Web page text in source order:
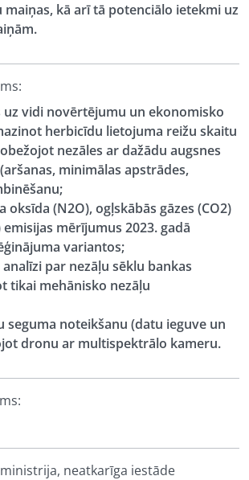
kā arī tā potenciālo ietekmi uz
uz vidi novērtējumu un ekonomisko
herbicīdu lietojuma reižu skaitu
nezāles ar dažādu augsnes
minimālas apstrādes,
oksīda (N2O), ogļskābās gāzes (CO2)
emisijas mērījumus 2023. gadā
variantos;
par nezāļu sēklu bankas
tikai mehānisko nezāļu
seguma noteikšanu (datu ieguve un
dronu ar multispektrālo kameru.
neatkarīga iestāde